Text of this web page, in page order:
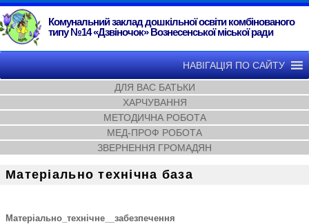
Комунальний заклад дошкільної освіти комбінованого
типу №14 «Дзвіночок» Вознесенської міської ради
НАВІГАЦІЯ ПО САЙТУ
ДЛЯ ВАС БАТЬКИ
ХАРЧУВАННЯ
МЕТОДИЧНА РОБОТА
МЕД-ПРОФ РОБОТА
ЗВЕРНЕННЯ ГРОМАДЯН
Матеріально технічна база
Матеріально_технічне__забезпечення